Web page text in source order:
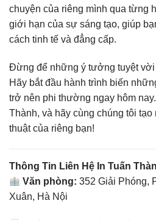
chuyện của riêng mình qua từng
giới hạn của sự sáng tạo, giúp
cách tinh tế và đẳng cấp.
Đừng để những ý tưởng tuyệt vời
Hãy bắt đầu hành trình biến
trở nên phi thường ngay hôm
Thành, và hãy cùng chúng tôi
thuật của riêng bạn!
Thông Tin Liên Hệ In Tuấn
Văn phòng: 352 Giải Phóng,
Xuân, Hà Nội